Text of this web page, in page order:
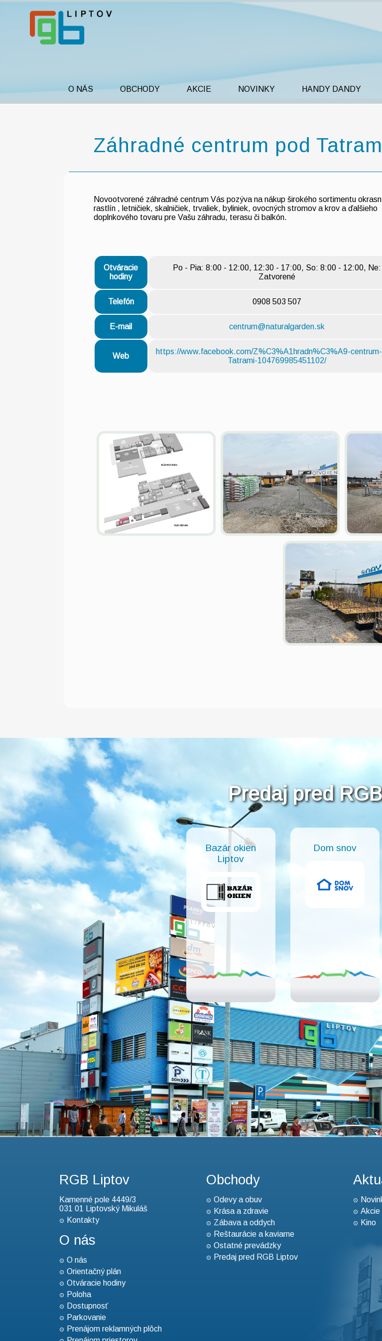
O NÁS OBCHODY AKCIE NOVINKY HANDY DANDY
Záhradné centrum pod
Novootvorené záhradné centrum Vás pozýva na nákup širokého sortimentu
rastlín , letničiek, skalničiek, trvaliek, byliniek, ovocných stromov a krov a ďalšieho
doplnkového tovaru pre Vašu záhradu, terasu či balkón.
Otváracie
hodiny
Po - Pia: 8:00 - 12:00, 12:30 - 17:00, So: 8:00 - 12:00, Ne:
Zatvorené
Telefón 0908 503 507
E-mail centrum@naturalgarden.sk
Web
https://www.facebook.com/Z%C3%A1hradn%C3%A9-
Tatrami-104769985451102/
Predaj pred
Bazár okien
Liptov
Dom snov
RGB Liptov
Kamenné pole 4449/3
031 01 Liptovský Mikuláš
Kontakty
O nás
O nás
Orientačný plán
Otváracie hodiny
Poloha
Dostupnosť
Parkovanie
Prenájom reklamných plôch
Obchody
Odevy a obuv
Krása a zdravie
Zábava a oddych
Reštaurácie a kaviarne
Ostatné prevádzky
Predaj pred RGB Liptov
Akcie
Kino